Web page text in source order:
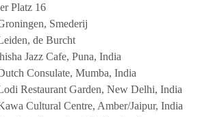
Platz 16
Smederij
de Burcht
Jazz Cafe, Puna, India
Consulate, Mumba, India
Restaurant Garden, New Delhi, India
Cultural Centre, Amber/Jaipur, India